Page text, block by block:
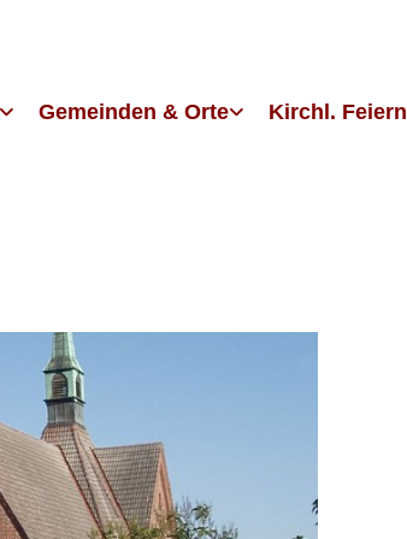
Gemeinden & Orte Kirchl. Feiern